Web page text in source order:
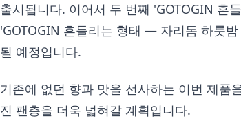
출시됩니다. 이어서 두 번째 'GOTOGIN 흔
'GOTOGIN 흔들리는 형태 — 자리돔 하룻
될 예정입니다.
기존에 없던 향과 맛을 선사하는 이번 제품
진 팬층을 더욱 넓혀갈 계획입니다.